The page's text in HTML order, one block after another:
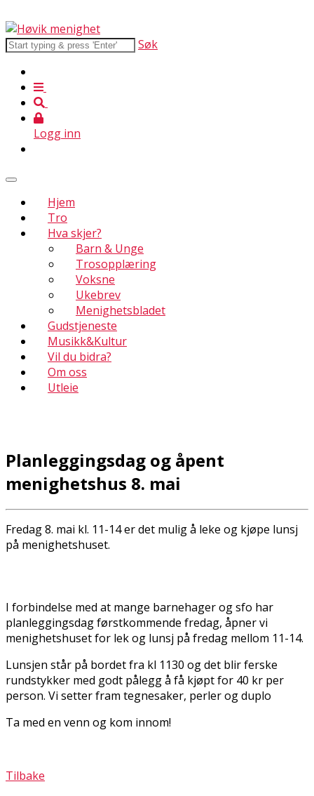
Søk
Logg inn
Hjem
Tro
Hva skjer?
Barn & Unge
Trosopplæring
Voksne
Ukebrev
Menighetsbladet
Gudstjeneste
Musikk&Kultur
Vil du bidra?
Om oss
Utleie
Planleggingsdag og åpent
menighetshus 8. mai
Fredag 8. mai kl. 11-14 er det mulig å leke og kjøpe lunsj
på menighetshuset.
I forbindelse med at mange barnehager og sfo har
planleggingsdag førstkommende fredag, åpner vi
menighetshuset for lek og lunsj på fredag mellom 11-14.
Lunsjen står på bordet fra kl 1130 og det blir ferske
rundstykker med godt pålegg å få kjøpt for 40 kr per
person. Vi setter fram tegnesaker, perler og duplo
Ta med en venn og kom innom!
Tilbake